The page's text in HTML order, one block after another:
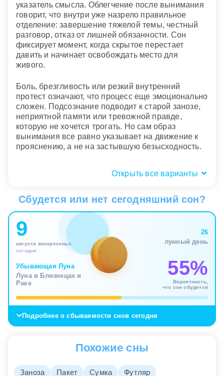
указатель смысла. Облегчение после вынимания
говорит, что внутри уже назрело правильное
отделение: завершение тяжелой темы, честный
разговор, отказ от лишней обязанности. Сон
фиксирует момент, когда скрытое перестает
давить и начинает освобождать место для
живого.
Боль, брезгливость или резкий внутренний
протест означают, что процесс еще эмоционально
сложен. Подсознание подводит к старой занозе,
неприятной памяти или тревожной правде,
которую не хочется трогать. Но сам образ
вынимания все равно указывает на движение к
прояснению, а не на застывшую безысходность.
Открыть все варианты
грязное, сломанное
Вид и состояние того, что вынимали,
подсказывают качество внутреннего материала.
Чистый или целый предмет связан с ясной
правдой, полезным воспоминанием или
ценностью, которую пора вернуть в поле
внимания. Сон в таком случае помогает не
потерять важное, а бережно достать его из
забвения.
Грязное, сломанное или странное усиливает тему
накопленного напряжения. Подсознание
показывает, что внутри удерживалось нечто
для дальнейшей жизни. Вынимать это – значит
пространство и прекращать цепляться за форму,
Сбудется или нет сегодняшний сон?
9
августа воскресенье
сегодня
Убывающая Луна
Луна в Близнецах и
Раке
26
лунный день
55%
Вероятность,
что сон сбудется
Подробнее о сбываемости снов сегодня
Похожие сны
Заноза Пакет Сумка
Футляр